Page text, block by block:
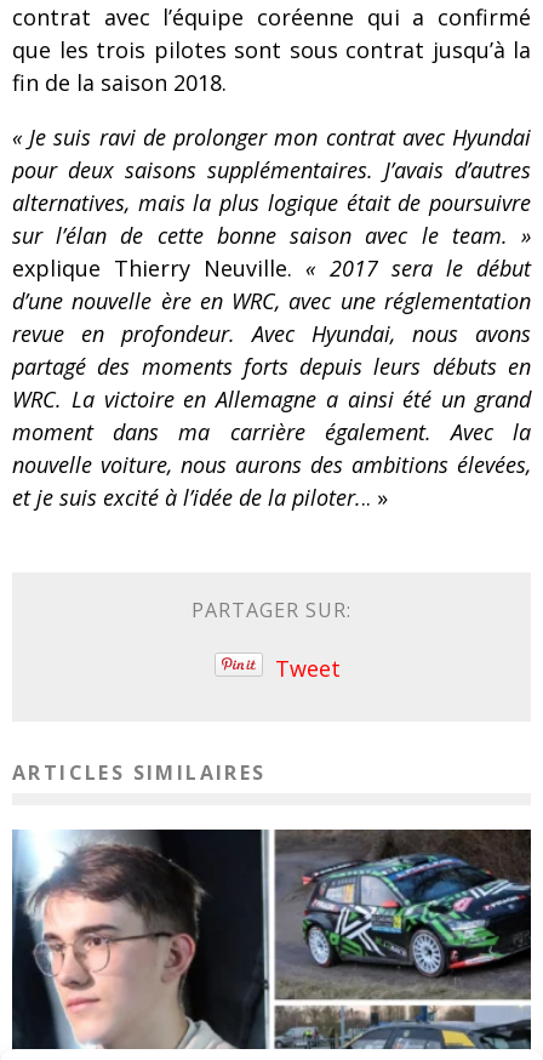
contrat avec l’équipe coréenne qui a confirmé
que les trois pilotes sont sous contrat jusqu’à la
fin de la saison 2018.
« Je suis ravi de prolonger mon contrat avec Hyundai
pour deux saisons supplémentaires. J’avais d’autres
alternatives, mais la plus logique était de poursuivre
sur l’élan de cette bonne saison avec le team. »
explique Thierry Neuville. « 2017 sera le début
d’une nouvelle ère en WRC, avec une réglementation
revue en profondeur. Avec Hyundai, nous avons
partagé des moments forts depuis leurs débuts en
WRC. La victoire en Allemagne a ainsi été un grand
moment dans ma carrière également. Avec la
nouvelle voiture, nous aurons des ambitions élevées,
et je suis excité à l’idée de la piloter... »
PARTAGER SUR:
Tweet
ARTICLES SIMILAIRES